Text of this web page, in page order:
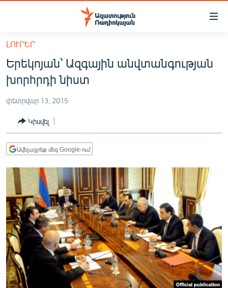
Մատչելիության
հիմնական
բովանդակությանը
Անցնել
հիմնական
մենյուին
ՀԱՅԱՍՏԱՆ
ՔԱՂԱՔԱԿԱՆ
ԸՆՏՐՈՒԹՅՈՒՆՆԵՐ 2026
ԻՐԱՎՈՒՆՔ
ՀԱՍԱՐԱԿՈՒԹՅՈՒՆ
ՂԱՐԱԲԱՂ
ՊԱՏԵՐԱԶՄԻ 6 ՇԱԲԱԹՆԵՐԸ
ՏԱՐԱԾԱՇՐՋԱՆ
ՄԻՋԱԶԳԱՅԻՆ
ՄՇԱԿՈՒՅԹ
ՍՊՈՐՏ
ԼՈՒՐԵՐ
Երեկոյան՝ Ազգային անվտանգության
խորհրդի նիստ
փետրվար 13, 2015
Կիսվել
Ավելացրեք մեզ Google-ում